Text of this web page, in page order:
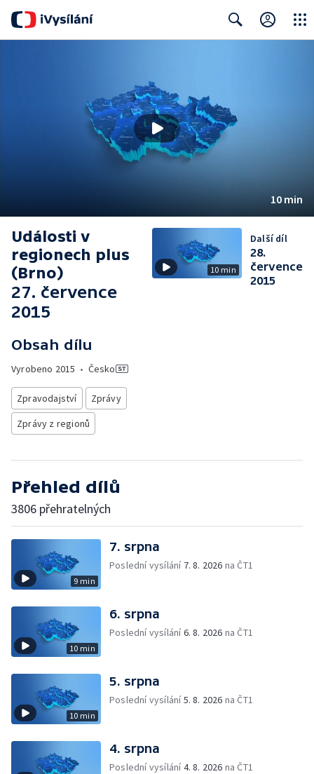
10 min
Události v
regionech plus
(Brno)
27. července
2015
Obsah dílu
Vyrobeno 2015 • Česko
Zpravodajství
Zprávy
Zprávy z regionů
10 min
Další díl
28.
července
2015
Přehled dílů
3806 přehratelných
9 min
7. srpna
Poslední vysílání 7. 8. 2026 na ČT1
10 min
6. srpna
Poslední vysílání6. 8. 2026 na ČT1
10 min
5. srpna
Poslední vysílání5. 8. 2026 na ČT1
4. srpna
Poslední vysílání4. 8. 2026 na ČT1